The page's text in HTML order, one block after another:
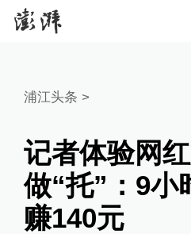
浦江头条 >
记者体验网
做“托”：9小
赚140元